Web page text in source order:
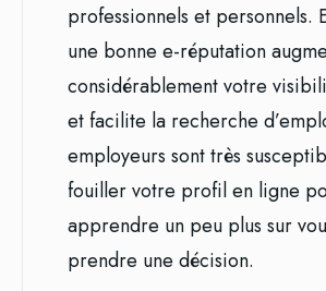
professionnels et personnels.
une bonne e-réputation
considérablement votre
et facilite la recherche
employeurs sont très
fouiller votre profil en ligne
apprendre un peu plus sur
prendre une décision.